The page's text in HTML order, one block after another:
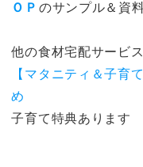
ＯＰ のサンプル＆資
他の食材宅配サービ
【マタニティ＆子育
め
子育て特典あります